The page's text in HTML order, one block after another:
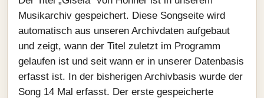
Musikarchiv gespeichert. Diese Songseite wird
automatisch aus unseren Archivdaten aufgebaut
und zeigt, wann der Titel zuletzt im Programm
gelaufen ist und seit wann er in unserer Datenbasis
erfasst ist. In der bisherigen Archivbasis wurde der
Song 14 Mal erfasst. Der erste gespeicherte